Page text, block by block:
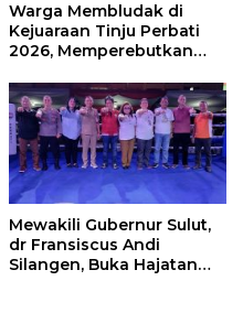
Warga Membludak di
Kejuaraan Tinju Perbati
2026, Memperebutkan
Mewakili Gubernur Sulut,
dr Fransiscus Andi
Silangen, Buka Hajatan